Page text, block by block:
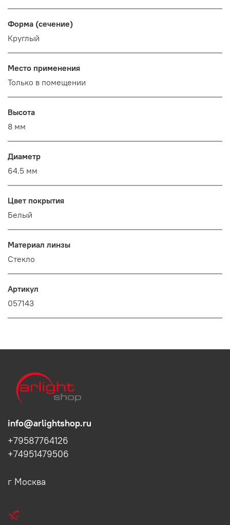
Форма (сечение)
Круглый
Место применения
Только в помещении
Высота
8 мм
Диаметр
64.5 мм
Цвет покрытия
Белый
Материал линзы
Стекло
Артикул
057143
info@arlightshop.ru
+79587764126
+74951479506
г Москва